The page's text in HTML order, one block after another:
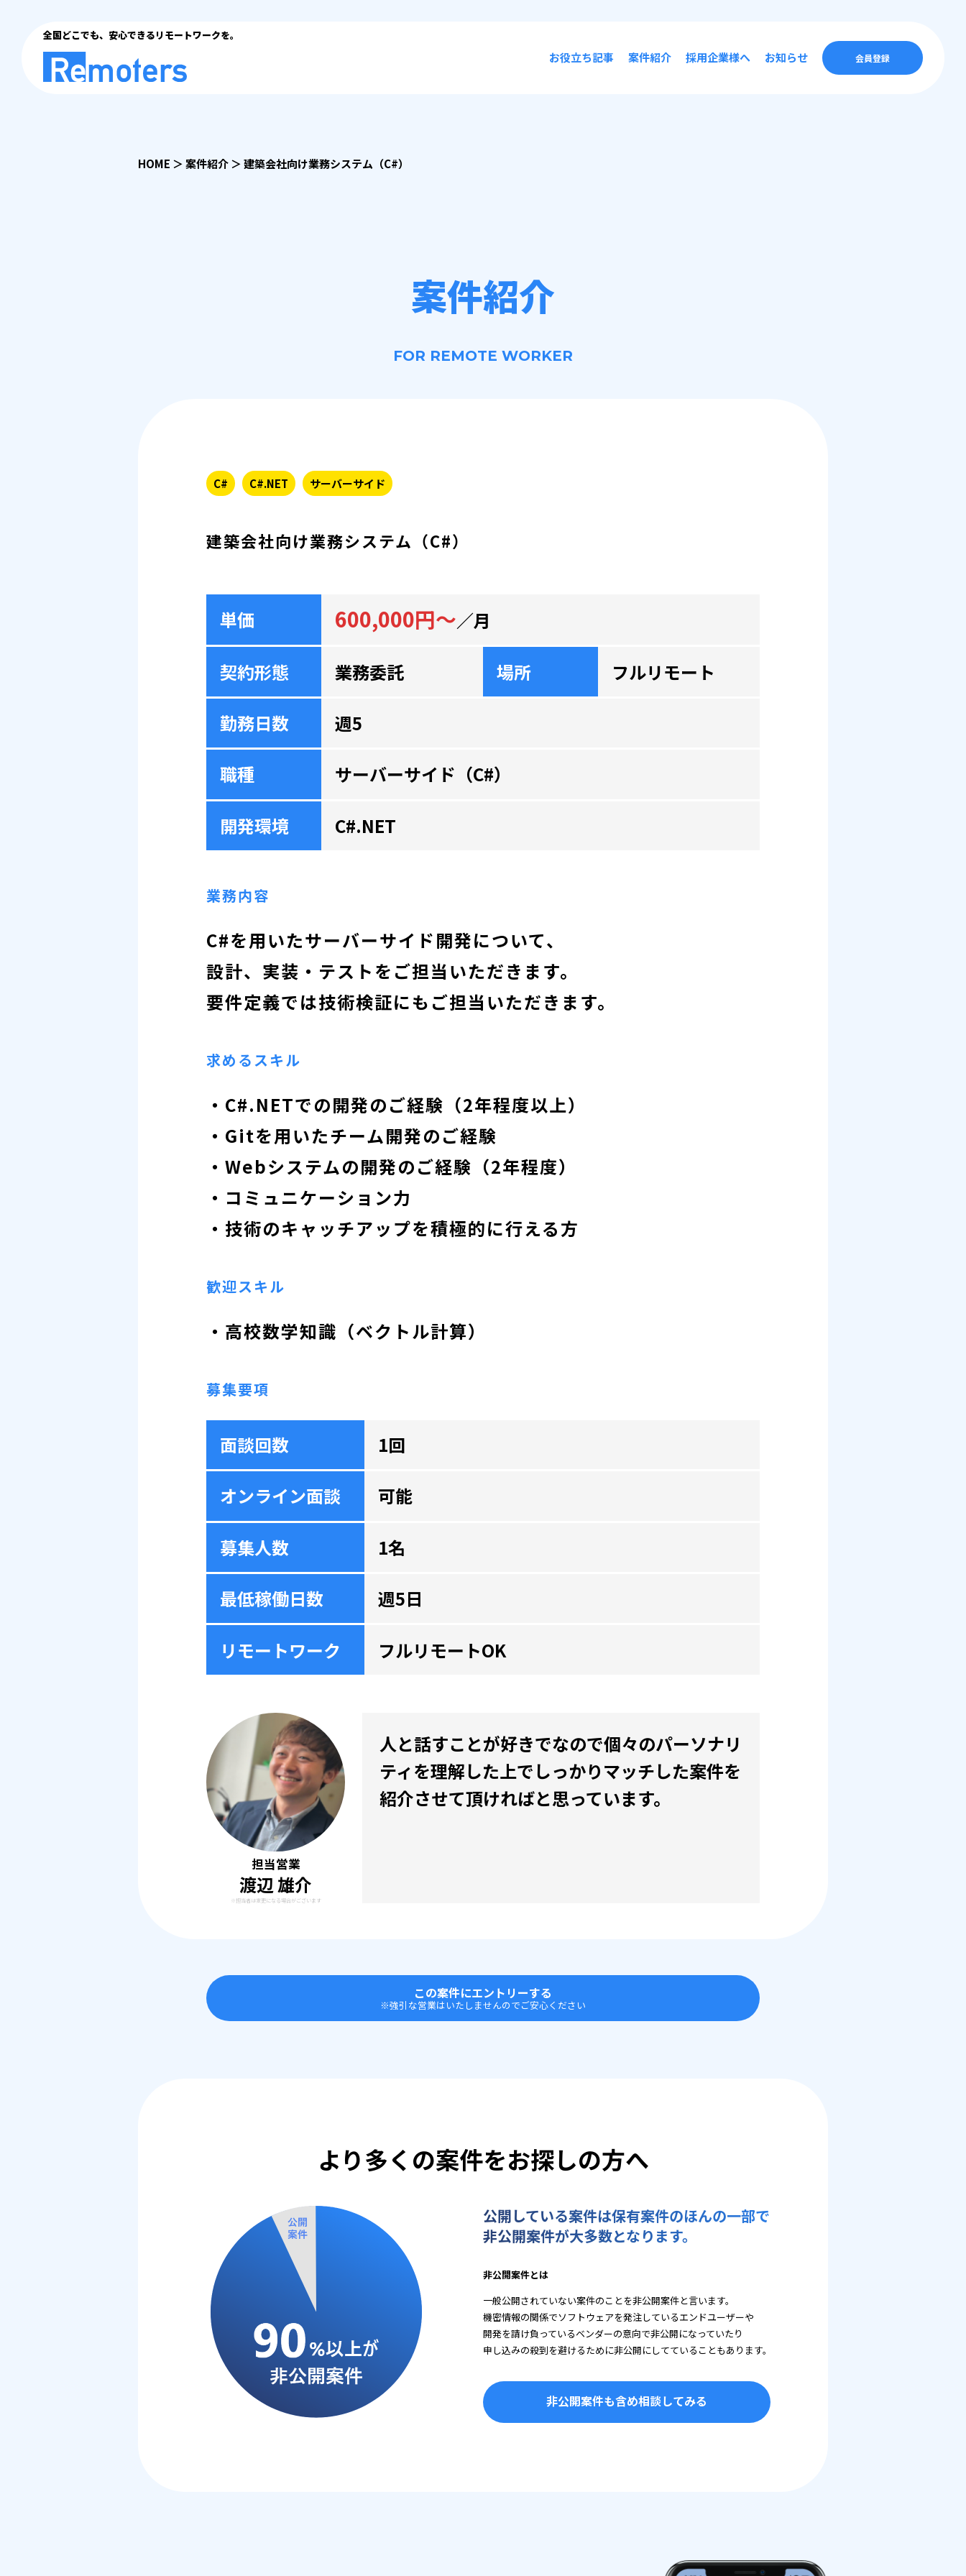
全国どこでも、安心できるリモートワークを。
お役立ち記事 案件紹介 採用企業様へ お知らせ 会員登録
HOME ＞案件紹介＞建築会社向け業務システム（C#）
案件紹介
FOR REMOTE WORKER
C# C#.NET サーバーサイド
建築会社向け業務システム（C#）
単価 600,000円～／月
契約形態 業務委託 場所 フルリモート
勤務日数 週5
職種 サーバーサイド（C#）
開発環境 C#.NET
業務内容
C#を用いたサーバーサイド開発について、
設計、実装・テストをご担当いただきます。
要件定義では技術検証にもご担当いただきます。
求めるスキル
・C#.NETでの開発のご経験（2年程度以上）
・Gitを用いたチーム開発のご経験
・Webシステムの開発のご経験（2年程度）
・コミュニケーション力
・技術のキャッチアップを積極的に行える方
歓迎スキル
・高校数学知識（ベクトル計算）
募集要項
面談回数 1回
オンライン面談 可能
募集人数 1名
最低稼働日数 週5日
リモートワーク フルリモートOK
担当営業
渡辺 雄介
※担当者は変更になる場合がございます
人と話すことが好きでなので個々のパーソナリ
ティを理解した上でしっかりマッチした案件を
紹介させて頂ければと思っています。
この案件にエントリーする
※強引な営業はいたしませんのでご安心ください
より多くの案件をお探しの方へ
公開している案件は保有案件のほんの一部で
非公開案件が大多数となります。
非公開案件とは
一般公開されていない案件のことを非公開案件と言います。
機密情報の関係でソフトウェアを発注しているエンドユーザーや
開発を請け負っているベンダーの意向で非公開になっていたり
申し込みの殺到を避けるために非公開にしてていることもあります。
非公開案件も含め相談してみる